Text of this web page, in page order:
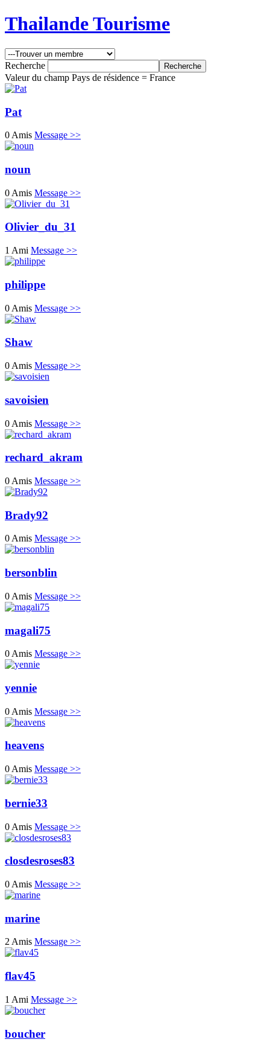
Thailande Tourisme
Recherche
Valeur du champ Pays de résidence = France
Pat
0 Amis Message >>
noun
0 Amis Message >>
Olivier_du_31
1 Ami Message >>
philippe
0 Amis Message >>
Shaw
0 Amis Message >>
savoisien
0 Amis Message >>
rechard_akram
0 Amis Message >>
Brady92
0 Amis Message >>
bersonblin
0 Amis Message >>
magali75
0 Amis Message >>
yennie
0 Amis Message >>
heavens
0 Amis Message >>
bernie33
0 Amis Message >>
closdesroses83
0 Amis Message >>
marine
2 Amis Message >>
flav45
1 Ami Message >>
boucher